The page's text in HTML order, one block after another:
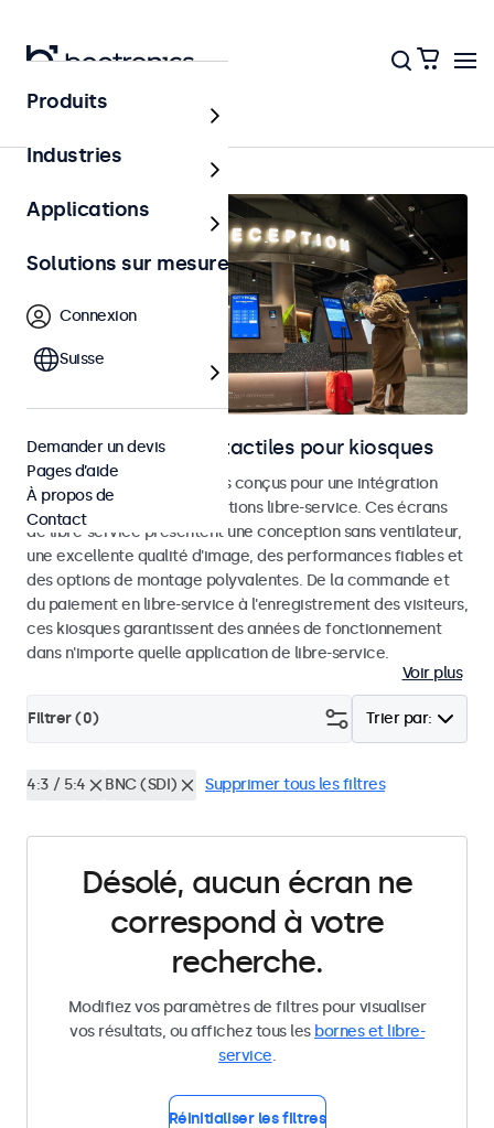
Accueil
Moniteurs et écrans tactiles pour kiosques
Moniteurs et écrans tactiles conçus pour une intégration
dans les kiosques et les solutions libre-service. Ces écrans
de libre-service présentent une conception sans ventilateur,
une excellente qualité d'image, des performances fiables et
des options de montage polyvalentes. De la commande et
du paiement en libre-service à l'enregistrement des visiteurs,
ces kiosques garantissent des années de fonctionnement
dans n'importe quelle application de libre-service.
Voir plus
Trier par:
Filtrer (0)
4:3 / 5:4 BNC (SDI) Supprimer tous les filtres
Désolé, aucun écran ne
correspond à votre
recherche.
Modifiez vos paramètres de filtres pour visualiser
vos résultats, ou affichez tous les bornes et libre-
service.
Réinitialiser les filtres
Produits
Industries
Applications
Solutions sur mesure
Connexion
Suisse
Demander un devis
Pages d’aide
À propos de
Contact